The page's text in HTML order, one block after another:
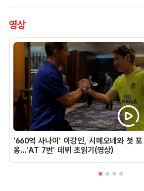
영상
'660억 사나이' 이강인, 시메오네와 첫 포
옹...'AT 7번' 데뷔 초읽기(영상)